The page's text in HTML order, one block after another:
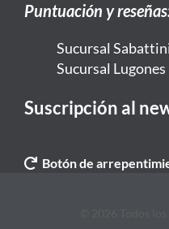
Puntuación y
Sucursal
Sucursal Lugones
Suscripción al
Botón de